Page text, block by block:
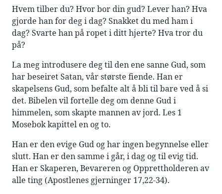
Hvem tilber du? Hvor bor din gud? Lever han? Hva
gjorde han for deg i dag? Snakket du med ham i
dag? Svarte han på ropet i ditt hjerte? Hva tror du
på?
La meg introdusere deg til den ene sanne Gud, som
har beseiret Satan, vår største fiende. Han er
skapelsens Gud, som befalte alt å bli til bare ved å si
det. Bibelen vil fortelle deg om denne Gud i
himmelen, som skapte mannen av jord. Les 1
Mosebok kapittel en og to.
Han er den evige Gud og har ingen begynnelse eller
slutt. Han er den samme i går, i dag og til evig tid.
Han er Skaperen, Bevareren og Opprettholderen av
alle ting (Apostlenes gjerninger 17,22-34).